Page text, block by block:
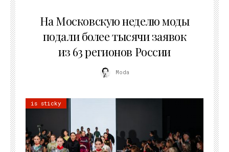
На Московскую неделю моды
подали более тысячи заявок
из 63 регионов России
Moda
is sticky